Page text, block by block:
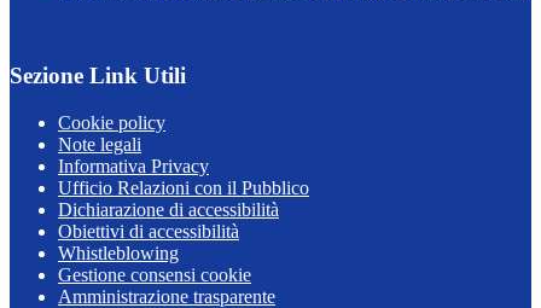
Sezione Link Utili
Cookie policy
Note legali
Informativa Privacy
Ufficio Relazioni con il Pubblico
Dichiarazione di accessibilità
Obiettivi di accessibilità
Whistleblowing
Gestione consensi cookie
Amministrazione trasparente